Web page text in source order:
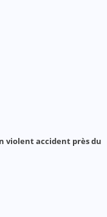
violent accident près du